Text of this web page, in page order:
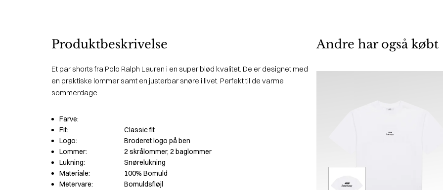
Produktbeskrivelse
Et par shorts fra Polo Ralph Lauren i en super blød kvalitet. De er designet med
en praktiske lommer samt en justerbar snøre i livet. Perfekt til de varme
sommerdage.
Farve:
Fit:
Classic fit
Logo:
Broderet logo på ben
Lommer:
2 skrålommer, 2 baglommer
Lukning:
Snørelukning
Materiale:
100% Bomuld
Metervare:
Bomuldsfløjl
Andre har også købt